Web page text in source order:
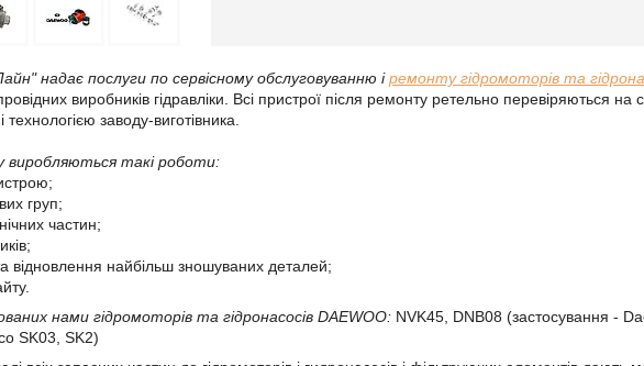
надає послуги по сервісному обслуговуванню іремонту гідромоторів та
виробників гідравліки. Всі пристрої після ремонту ретельно перевіряються
заводу-виготівника.
виробляються такі роботи:
груп;
частин;
відновлення найбільш зношуваних деталей;
нами гідромоторів та гідронасосів DAEWOO: NVK45, DNB08 (застосування -
SK03, SK2)